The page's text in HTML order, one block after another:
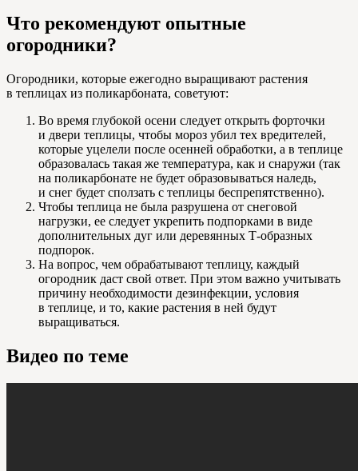
Что рекомендуют опытные
огородники?
Огородники, которые ежегодно выращивают растения
в теплицах из поликарбоната, советуют:
Во время глубокой осени следует открыть форточки
и двери теплицы, чтобы мороз убил тех вредителей,
которые уцелели после осенней обработки, а в теплице
образовалась такая же температура, как и снаружи (так
на поликарбонате не будет образовываться наледь,
и снег будет сползать с теплицы беспрепятственно).
Чтобы теплица не была разрушена от снеговой
нагрузки, ее следует укрепить подпорками в виде
дополнительных дуг или деревянных Т-образных
подпорок.
На вопрос, чем обрабатывают теплицу, каждый
огородник даст свой ответ. При этом важно учитывать
причину необходимости дезинфекции, условия
в теплице, и то, какие растения в ней будут
выращиваться.
Видео по теме